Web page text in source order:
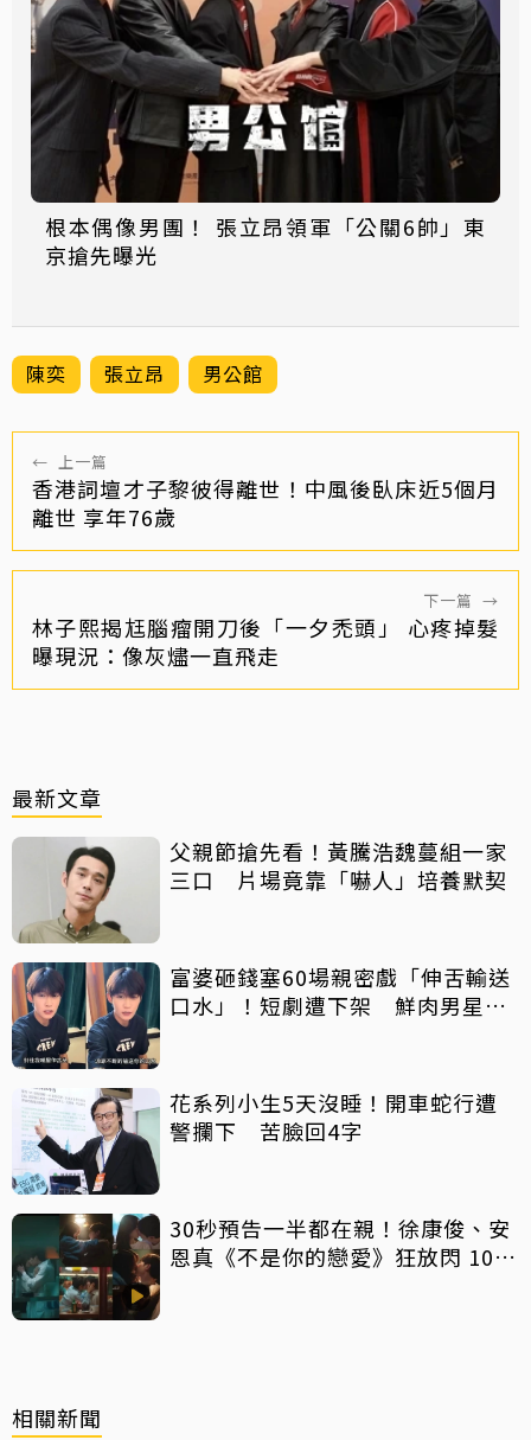
根本偶像男團！ 張立昂領軍「公關6帥」東
京搶先曝光
陳奕 張立昂 男公館
← 上一篇
香港詞壇才子黎彼得離世！中風後臥床近5個月
離世 享年76歲
下一篇 →
林子熙揭尪腦瘤開刀後「一夕禿頭」 心疼掉髮
曝現況：像灰燼一直飛走
最新文章
父親節搶先看！黃騰浩魏蔓組一家
三口 片場竟靠「嚇人」培養默契
富婆砸錢塞60場親密戲「伸舌輸送
口水」！短劇遭下架 鮮肉男星吐
花系列小生5天沒睡！開車蛇行遭
警攔下 苦臉回4字
30秒預告一半都在親！徐康俊、安
恩真《不是你的戀愛》狂放閃 10年
相關新聞